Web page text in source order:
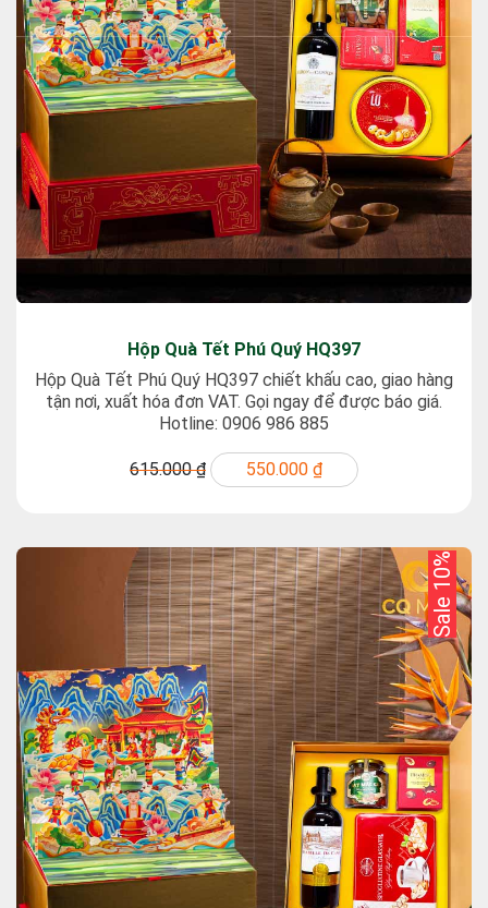
Hộp Quà Tết Phú Quý HQ397
Hộp Quà Tết Phú Quý HQ397 chiết khấu cao, giao hàng
tận nơi, xuất hóa đơn VAT. Gọi ngay để được báo giá.
Hotline: 0906 986 885
615.000 ₫ 550.000 ₫
Sale 10%